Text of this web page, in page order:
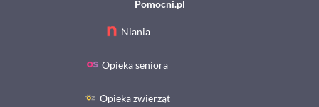
Niania
Opieka seniora
Opieka zwierząt
Pomocni.pl